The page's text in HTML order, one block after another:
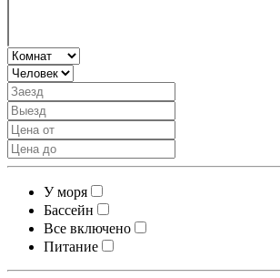
У моря
Бассейн
Все включено
Питание